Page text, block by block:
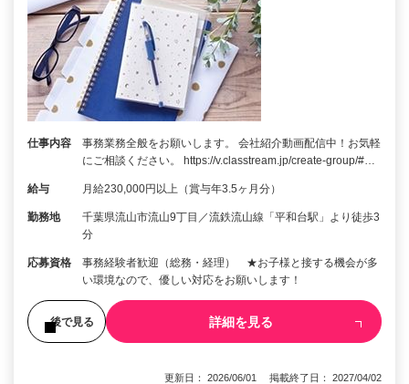
仕事内容
事務業務全般をお願いします。 会社紹介動画配信中！お気軽
にご相談ください。 https://v.classtream.jp/create-group/#…
給与 月給230,000円以上（賞与年3.5ヶ月分）
勤務地
千葉県流山市流山9丁目／流鉄流山線「平和台駅」より徒歩3
分
応募資格
事務経験者歓迎（総務・経理） ★お子様と接する機会が多
い環境なので、優しい対応をお願いします！
後で見る 詳細を見る
更新日： 2026/06/01 掲載終了日： 2027/04/02